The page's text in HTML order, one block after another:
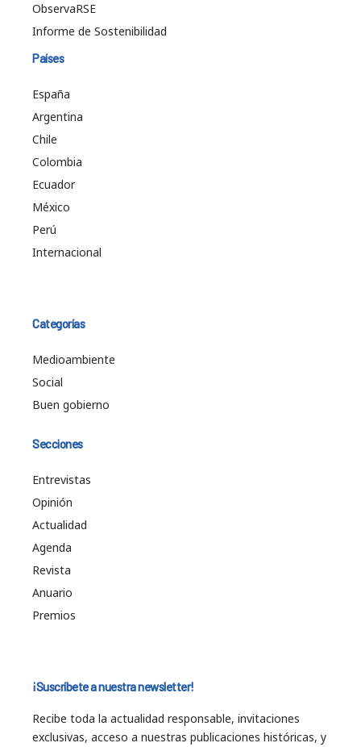
ObservaRSE
Informe de Sostenibilidad
Países
España
Argentina
Chile
Colombia
Ecuador
México
Perú
Internacional
Categorías
Medioambiente
Social
Buen gobierno
Secciones
Entrevistas
Opinión
Actualidad
Agenda
Revista
Anuario
Premios
¡Suscríbete a nuestra newsletter!
Recibe toda la actualidad responsable, invitaciones
exclusivas, acceso a nuestras publicaciones históricas, y